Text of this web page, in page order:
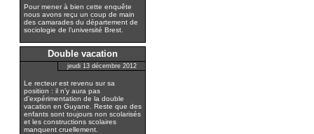
Pour mener à bien cette enquête
nous avons reçu un coup de main
des camarades du département de
sociologie de l’université Brest.
Double vacation
jeudi 13 décembre 2012
Le recteur est revenu sur sa
position : il n’y aura pas
d’expérimentation de la double
vacation en Guyane. Reste que des
enfants sont toujours non scolarisés
et les constructions scolaires
manquent cruellement.